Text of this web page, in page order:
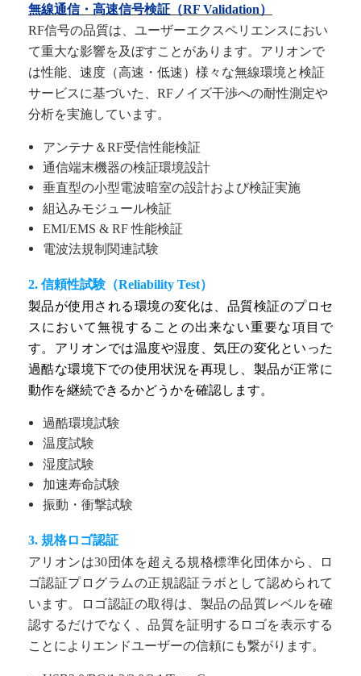
無線通信・高速信号検証（RF Validation）
RF信号の品質は、 ユーザーエクスペリエンスにおい
て重大な影響を及ぼすことがあります。 アリオンで
は性能、速度（高速・低速）様々な無線環境と検証
サービスに基づいた、RFノイズ干渉への耐性測定や
分析を実施しています。
アンテナ＆RF受信性能検証
通信端末機器の検証環境設計
垂直型の小型電波暗室の設計および検証実施
組込みモジュール検証
EMI/EMS & RF 性能検証
電波法規制関連試験
2. 信頼性試験（Reliability Test）
製品が使用される環境の変化は、品質検証のプロセ
スにおいて無視することの出来ない重要な項目で
す。アリオンでは温度や湿度、気圧の変化といった
過酷な環境下での使用状況を再現し、製品が正常に
動作を継続できるかどうかを確認します。
過酷環境試験
温度試験
湿度試験
加速寿命試験
振動・衝撃試験
3. 規格ロゴ認証
アリオンは30団体を超える規格標準化団体から、ロ
ゴ認証プログラムの正規認証ラボとして認められて
います。ロゴ認証の取得は、製品の品質レベルを確
認するだけでなく、品質を証明するロゴを表示する
ことによりエンドユーザーの信頼にも繋がります。